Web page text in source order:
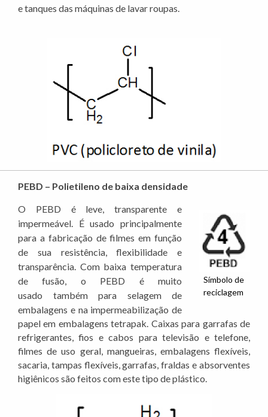
e tanques das máquinas de lavar roupas.
PEBD – Polietileno de baixa densidade
Símbolo de
reciclagem
O PEBD é leve, transparente e
impermeável. É usado principalmente
para a fabricação de filmes em função
de sua resistência, flexibilidade e
transparência. Com baixa temperatura
de fusão, o PEBD é muito
usado também para selagem de
embalagens e na impermeabilização de
papel em embalagens tetrapak. Caixas para garrafas de
refrigerantes, fios e cabos para televisão e telefone,
filmes de uso geral, mangueiras, embalagens flexíveis,
sacaria, tampas flexíveis, garrafas, fraldas e absorventes
higiênicos são feitos com este tipo de plástico.